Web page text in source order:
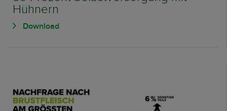
Hühnern
Download